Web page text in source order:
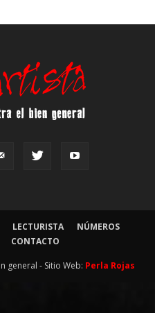
LECTURISTA
NÚMEROS
CONTACTO
general - Sitio Web: Perla Rojas